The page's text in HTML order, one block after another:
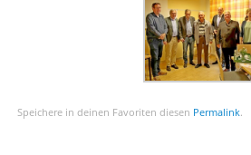
Speichere in deinen Favoriten diesen Permalink.